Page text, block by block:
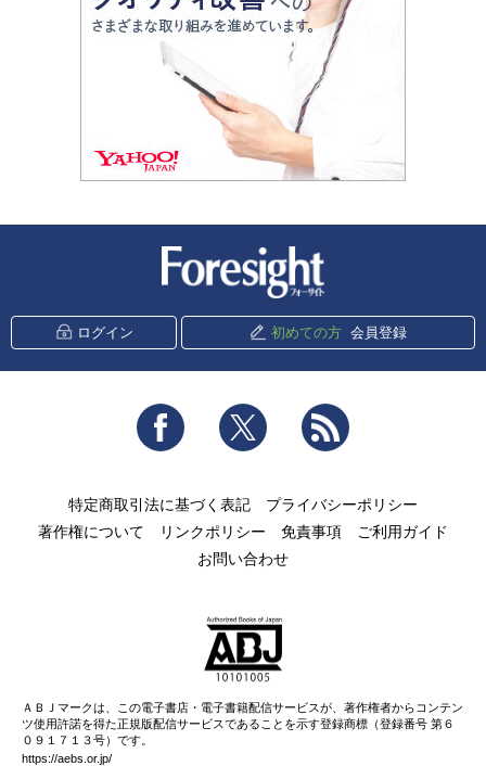
ログイン 初めての方 会員登録
Facebook Twitter
特定商取引法に基づく表記
プライバシーポリシー
著作権について
リンクポリシー 免責事項
ご利用ガイド
お問い合わせ
ＡＢＪマークは、この電子書店・電子書籍配信サービスが、著作権者からコンテン
ツ使用許諾を得た正規版配信サービスであることを示す登録商標（登録番号 第６
０９１７１３号）です。
https://aebs.or.jp/